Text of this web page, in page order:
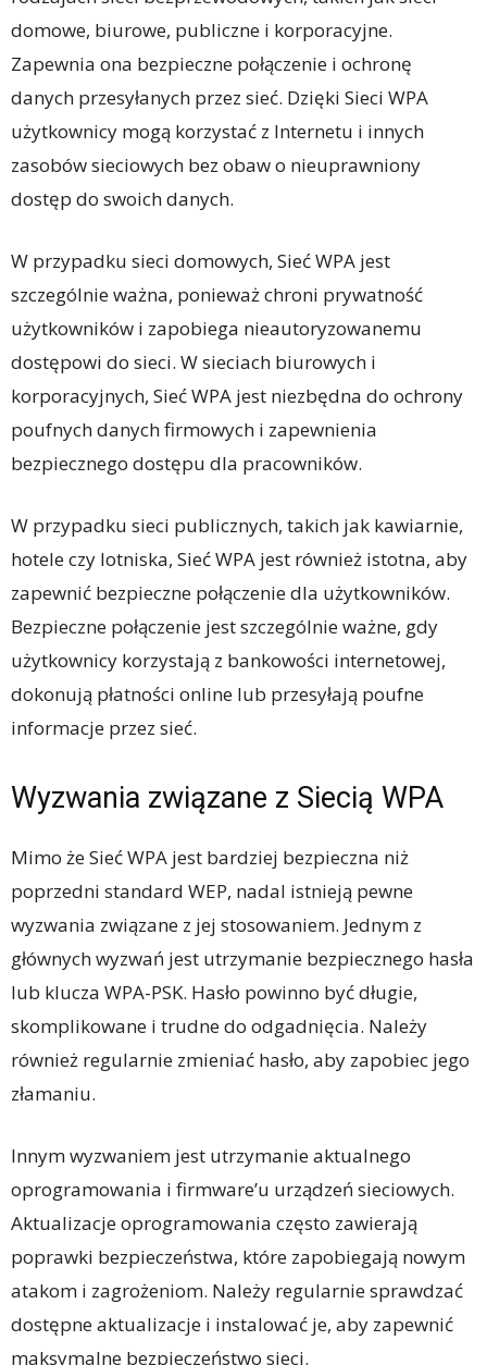
domowe, biurowe, publiczne i korporacyjne.
Zapewnia ona bezpieczne połączenie i ochronę
danych przesyłanych przez sieć. Dzięki Sieci WPA
użytkownicy mogą korzystać z Internetu i innych
zasobów sieciowych bez obaw o nieuprawniony
dostęp do swoich danych.
W przypadku sieci domowych, Sieć WPA jest
szczególnie ważna, ponieważ chroni prywatność
użytkowników i zapobiega nieautoryzowanemu
dostępowi do sieci. W sieciach biurowych i
korporacyjnych, Sieć WPA jest niezbędna do ochrony
poufnych danych firmowych i zapewnienia
bezpiecznego dostępu dla pracowników.
W przypadku sieci publicznych, takich jak kawiarnie,
hotele czy lotniska, Sieć WPA jest również istotna, aby
zapewnić bezpieczne połączenie dla użytkowników.
Bezpieczne połączenie jest szczególnie ważne, gdy
użytkownicy korzystają z bankowości internetowej,
dokonują płatności online lub przesyłają poufne
informacje przez sieć.
Wyzwania związane z Siecią WPA
Mimo że Sieć WPA jest bardziej bezpieczna niż
poprzedni standard WEP, nadal istnieją pewne
wyzwania związane z jej stosowaniem. Jednym z
głównych wyzwań jest utrzymanie bezpiecznego hasła
lub klucza WPA-PSK. Hasło powinno być długie,
skomplikowane i trudne do odgadnięcia. Należy
również regularnie zmieniać hasło, aby zapobiec jego
złamaniu.
Innym wyzwaniem jest utrzymanie aktualnego
oprogramowania i firmware’u urządzeń sieciowych.
Aktualizacje oprogramowania często zawierają
poprawki bezpieczeństwa, które zapobiegają nowym
atakom i zagrożeniom. Należy regularnie sprawdzać
dostępne aktualizacje i instalować je, aby zapewnić
maksymalne bezpieczeństwo sieci.